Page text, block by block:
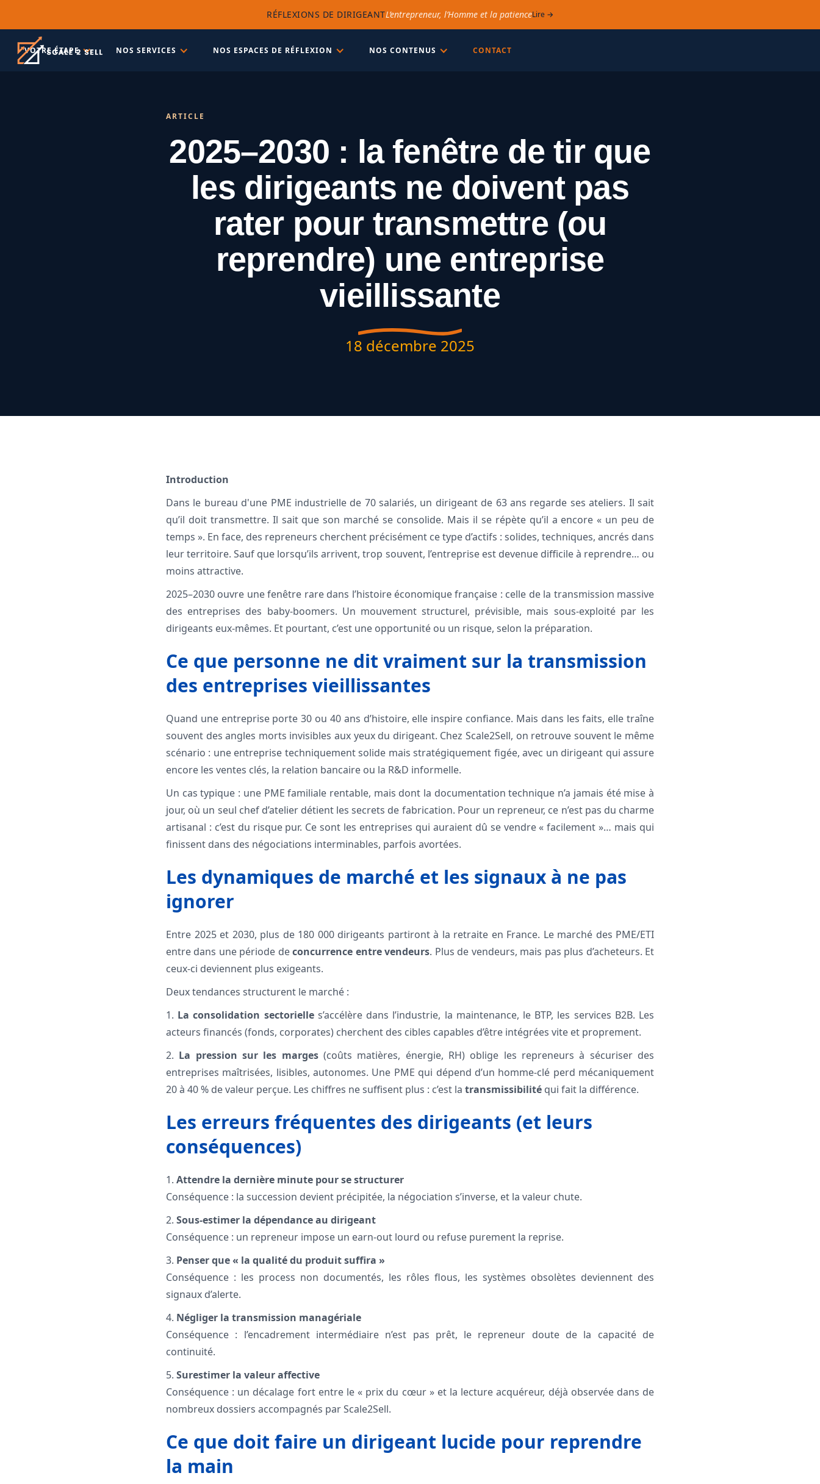
RÉFLEXIONS DE DIRIGEANTL’entrepreneur, l’Homme et la patienceLire →
VOTRE ÉTAPE NOS SERVICES NOS ESPACES DE RÉFLEXION NOS CONTENUS CONTACT
ARTICLE
2025–2030 : la fenêtre de tir que
les dirigeants ne doivent pas
rater pour transmettre (ou
reprendre) une entreprise
vieillissante
18 décembre 2025
Introduction
Dans le bureau d'une PME industrielle de 70 salariés, un dirigeant de 63 ans regarde ses ateliers. Il sait
qu’il doit transmettre. Il sait que son marché se consolide. Mais il se répète qu’il a encore « un peu de
temps ». En face, des repreneurs cherchent précisément ce type d’actifs : solides, techniques, ancrés dans
leur territoire. Sauf que lorsqu’ils arrivent, trop souvent, l’entreprise est devenue difficile à reprendre… ou
moins attractive.
2025–2030 ouvre une fenêtre rare dans l’histoire économique française : celle de la transmission massive
des entreprises des baby-boomers. Un mouvement structurel, prévisible, mais sous-exploité par les
dirigeants eux-mêmes. Et pourtant, c’est une opportunité ou un risque, selon la préparation.
Ce que personne ne dit vraiment sur la transmission
des entreprises vieillissantes
Quand une entreprise porte 30 ou 40 ans d’histoire, elle inspire confiance. Mais dans les faits, elle traîne
souvent des angles morts invisibles aux yeux du dirigeant. Chez Scale2Sell, on retrouve souvent le même
scénario : une entreprise techniquement solide mais stratégiquement figée, avec un dirigeant qui assure
encore les ventes clés, la relation bancaire ou la R&D informelle.
Un cas typique : une PME familiale rentable, mais dont la documentation technique n’a jamais été mise à
jour, où un seul chef d’atelier détient les secrets de fabrication. Pour un repreneur, ce n’est pas du charme
artisanal : c’est du risque pur. Ce sont les entreprises qui auraient dû se vendre « facilement »… mais qui
finissent dans des négociations interminables, parfois avortées.
Les dynamiques de marché et les signaux à ne pas
ignorer
Entre 2025 et 2030, plus de 180 000 dirigeants partiront à la retraite en France. Le marché des PME/ETI
entre dans une période deconcurrence entre vendeurs. Plus de vendeurs, mais pas plus d’acheteurs. Et
ceux-ci deviennent plus exigeants.
Deux tendances structurent le marché :
1. La consolidation sectorielles’accélère dans l’industrie, la maintenance, le BTP, les services B2B. Les
acteurs financés (fonds, corporates) cherchent des cibles capables d’être intégrées vite et proprement.
2. La pression sur les marges(coûts matières, énergie, RH) oblige les repreneurs à sécuriser des
entreprises maîtrisées, lisibles, autonomes. Une PME qui dépend d’un homme-clé perd mécaniquement
20 à 40 % de valeur perçue. Les chiffres ne suffisent plus : c’est la transmissibilité qui fait la différence.
Les erreurs fréquentes des dirigeants (et leurs
conséquences)
1. Attendre la dernière minute pour se structurer
Conséquence : la succession devient précipitée, la négociation s’inverse, et la valeur chute.
2. Sous-estimer la dépendance au dirigeant
Conséquence : un repreneur impose un earn-out lourd ou refuse purement la reprise.
3. Penser que « la qualité du produit suffira »
Conséquence : les process non documentés, les rôles flous, les systèmes obsolètes deviennent des
signaux d’alerte.
4. Négliger la transmission managériale
Conséquence : l’encadrement intermédiaire n’est pas prêt, le repreneur doute de la capacité de
continuité.
5. Surestimer la valeur affective
Conséquence : un décalage fort entre le « prix du cœur » et la lecture acquéreur, déjà observée dans de
nombreux dossiers accompagnés par Scale2Sell.
Ce que doit faire un dirigeant lucide pour reprendre
la main